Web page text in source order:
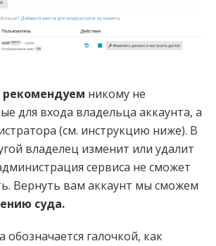
рекомендуем никому не
для входа владельца аккаунта, а
(см. инструкцию ниже). В
владелец изменит или удалит
сервиса не сможет
Вернуть вам аккаунт мы сможем
суда.
обозначается галочкой, как